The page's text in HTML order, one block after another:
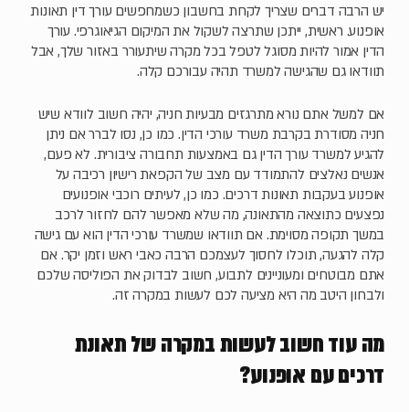
יש הרבה דברים שצריך לקחת בחשבון כשמחפשים עורך דין תאונות
אופנוע. ראשית, ייתכן שתרצה לשקול את המיקום הגיאוגרפי. עורך
הדין אמור להיות מסוגל לטפל בכל מקרה שיתעורר באזור שלך, אבל
תוודאו גם שהגישה למשרד תהיה עבורכם קלה.
אם למשל אתם נורא מתרגזים מבעיות חניה, יהיה חשוב לוודא שיש
חניה מסודרת בקרבת משרד עורכי הדין. כמו כן, נסו לברר אם ניתן
להגיע למשרד עורך הדין גם באמצעות תחבורה ציבורית. לא פעם,
אנשים נאלצים להתמודד עם מצב של הקפאת רישיון רכיבה על
אופנוע בעקבות תאונות דרכים. כמו כן, לעיתים רוכבי אופנועים
נפצעים כתוצאה מהתאונה, מה שלא מאפשר להם לחזור לרכב
במשך תקופה מסוימת. אם תוודאו שמשרד עורכי הדין הוא עם גישה
קלה להגעה, תוכלו לחסוך לעצמכם הרבה כאבי ראש וזמן יקר. אם
אתם מבוטחים ומעוניינים לתבוע, חשוב לבדוק את הפוליסה שלכם
ולבחון היטב מה היא מציעה לכם לעשות במקרה זה.
מה עוד חשוב לעשות במקרה של תאונת
דרכים עם אופנוע?